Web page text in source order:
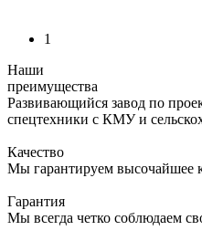
1
Наши
преимущества
Развивающийся завод по
спецтехники с КМУ и
Качество
Мы гарантируем высочайшее
Гарантия
Мы всегда четко соблюдаем